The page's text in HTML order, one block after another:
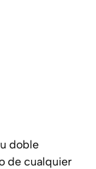
doble
de cualquier